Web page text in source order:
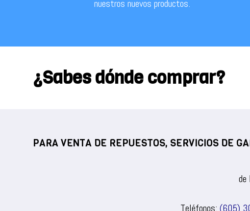
nuestros nuevos productos.
¿Sabes dónde comprar?
PARA VENTA DE REPUESTOS, SERVICIOS DE
de
Teléfonos: (605)